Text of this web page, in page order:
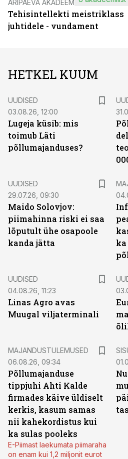
ÄRIPÄEVA AKADEEMIA
Tehisintellekti meistriklass
juhtidele - vundament
HETKEL KUUM
UUDISED
03.08.26, 12:00
Lugeja küsib: mis
toimub Läti
põllumajanduses?
UUDISED
29.07.26, 09:30
Maido Solovjov:
piimahinna riski ei saa
lõputult ühe osapoole
kanda jätta
ka
UUDISED
04.08.26, 11:23
Linas Agro avas
Muugal viljaterminali
MAJANDUSTULEMUSED
06.08.26, 09:34
Põllumajanduse
tippjuhi Ahti Kalde
firmades käive üldiselt
kerkis, kasum samas
nii kahekordistus kui
ka sulas pooleks
E-Piimast laekumata piimaraha
on enam kui 1,2 miljonit eurot